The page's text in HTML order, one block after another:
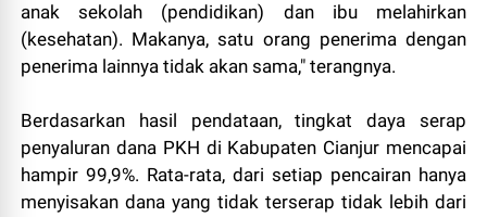
anak sekolah (pendidikan) dan ibu melahirkan
(kesehatan). Makanya, satu orang penerima dengan
penerima lainnya tidak akan sama," terangnya.
Berdasarkan hasil pendataan, tingkat daya serap
penyaluran dana PKH di Kabupaten Cianjur mencapai
hampir 99,9%. Rata-rata, dari setiap pencairan hanya
menyisakan dana yang tidak terserap tidak lebih dari